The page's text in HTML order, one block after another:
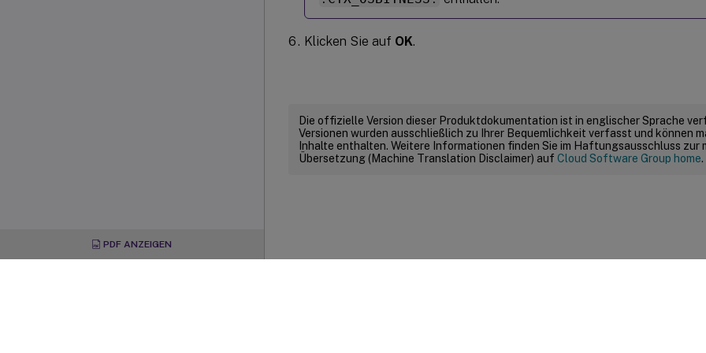
PDF ANZEIGEN
Klicken Sie auf OK.
Die offizielle Version dieser Produktdokumentation ist in englischer Sprache
Versionen wurden ausschließlich zu Ihrer Bequemlichkeit verfasst und können
Inhalte enthalten. Weitere Informationen finden Sie im Haftungsausschluss zur
Übersetzung (Machine Translation Disclaimer) auf Cloud Software Group home.